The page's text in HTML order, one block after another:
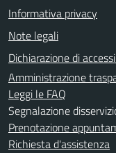
Informativa privacy
Note legali
Dichiarazione di
Amministrazione
Leggi le FAQ
Segnalazione
Prenotazione
Richiesta d'assistenza